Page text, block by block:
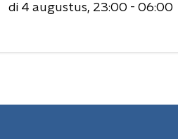
di 4 augustus 23:00 - 06:00